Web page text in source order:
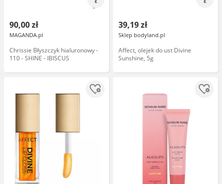
90,00 zł
MAGANDA.pl
Chrissie Błyszczyk hialuronowy -
110 - SHINE - IBISCUS
39,19 zł
Sklep bodyland.pl
Affect, olejek do ust Divine
Sunshine, 5g